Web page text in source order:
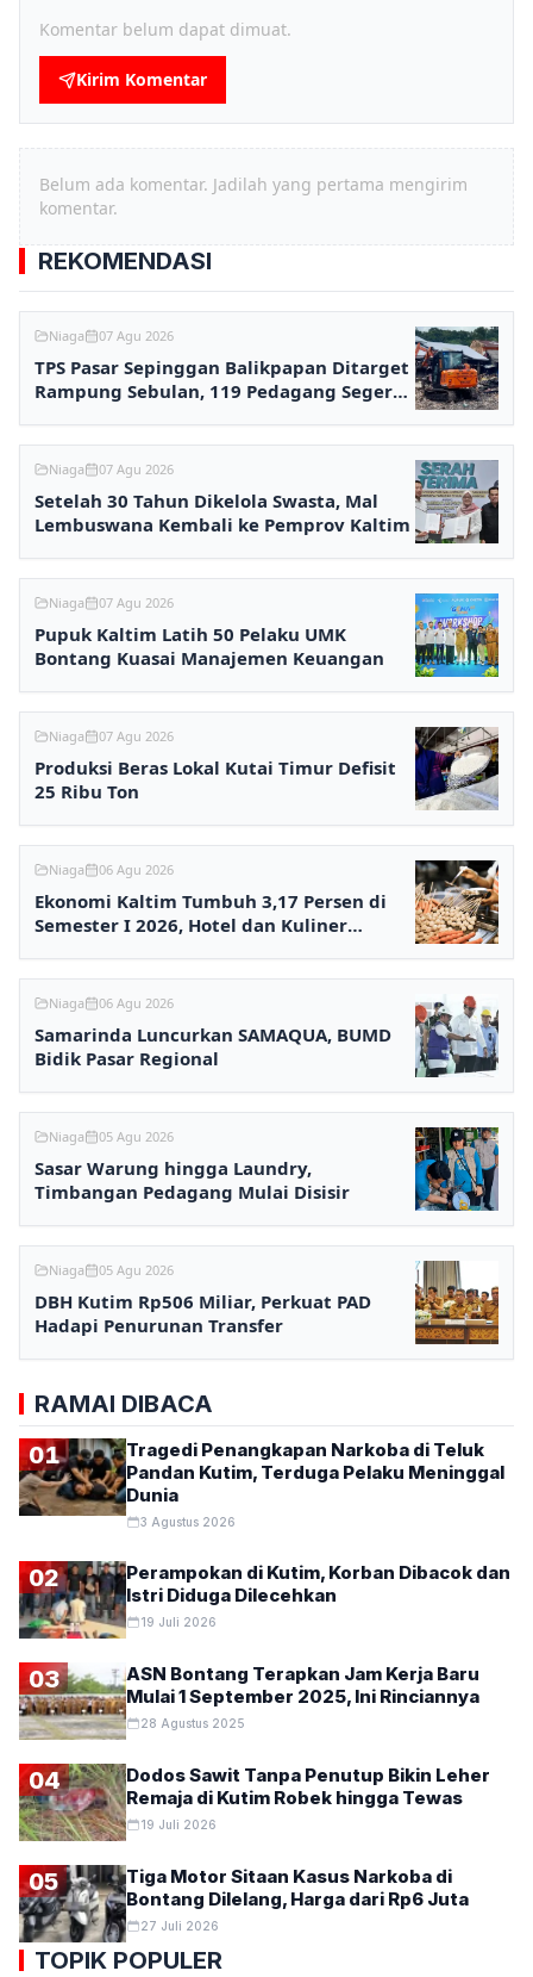
Komentar belum dapat dimuat.
Kirim Komentar
Belum ada komentar. Jadilah yang pertama mengirim
komentar.
REKOMENDASI
Niaga 07 Agu 2026
TPS Pasar Sepinggan Balikpapan Ditarget
Rampung Sebulan, 119 Pedagang Segera
Niaga 07 Agu 2026
Setelah 30 Tahun Dikelola Swasta, Mal
Lembuswana Kembali ke Pemprov Kaltim
Niaga 07 Agu 2026
Pupuk Kaltim Latih 50 Pelaku UMK
Bontang Kuasai Manajemen Keuangan
Niaga 07 Agu 2026
Produksi Beras Lokal Kutai Timur Defisit
25 Ribu Ton
Niaga 06 Agu 2026
Ekonomi Kaltim Tumbuh 3,17 Persen di
Semester I 2026, Hotel dan Kuliner
Niaga 06 Agu 2026
Samarinda Luncurkan SAMAQUA, BUMD
Bidik Pasar Regional
Niaga 05 Agu 2026
Sasar Warung hingga Laundry,
Timbangan Pedagang Mulai Disisir
Niaga 05 Agu 2026
DBH Kutim Rp506 Miliar, Perkuat PAD
Hadapi Penurunan Transfer
RAMAI DIBACA
01
Tragedi Penangkapan Narkoba di Teluk
Pandan Kutim, Terduga Pelaku Meninggal
Dunia
3 Agustus 2026
02
Perampokan di Kutim, Korban Dibacok dan
Istri Diduga Dilecehkan
19 Juli 2026
03
ASN Bontang Terapkan Jam Kerja Baru
Mulai 1 September 2025, Ini Rinciannya
28 Agustus 2025
04
Dodos Sawit Tanpa Penutup Bikin Leher
Remaja di Kutim Robek hingga Tewas
19 Juli 2026
05
Tiga Motor Sitaan Kasus Narkoba di
Bontang Dilelang, Harga dari Rp6 Juta
27 Juli 2026
TOPIK POPULER